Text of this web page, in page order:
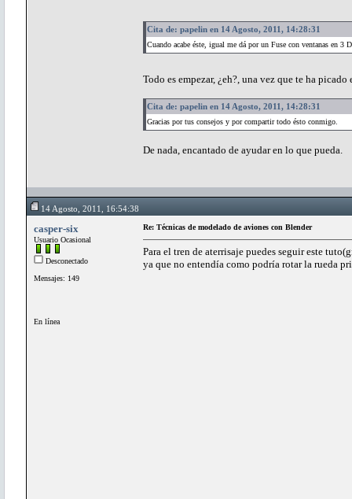
Cita de: papelin en 14 Agosto, 2011, 14:28:31
Cuando acabe éste, igual me dá por un Fuse con ventanas en
Todo es empezar, ¿eh?, una vez que te ha
Cita de: papelin en 14 Agosto, 2011, 14:28:31
Gracias por tus consejos y por compartir todo ésto conmigo.
De nada, encantado de ayudar en lo que pueda.
14 Agosto, 2011, 16:54:38
casper-six
Usuario Ocasional
Desconectado
Mensajes: 149
En línea
Re: Técnicas de modelado de aviones con Blender
Para el tren de aterrisaje puedes seguir este
ya que no entendía como podría rotar la rueda